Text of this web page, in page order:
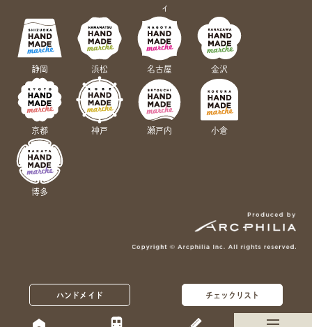
ハンドメイド チェックリスト
ィ
静岡 浜松 名古屋 金沢
京都 神戸 瀬戸内 小倉
博多